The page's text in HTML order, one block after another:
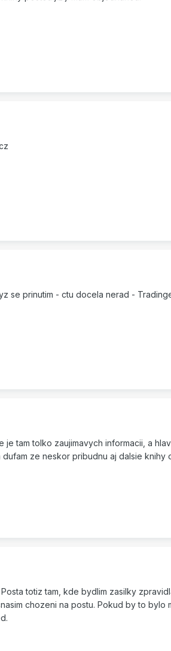
se prinutim - ctu docela nerad -
je tam tolko zaujimavych informacii, a
ze neskor pribudnu aj dalsie knihy
totiz tam, kde bydlim zasilky
chozeni na postu. Pokud by to bylo